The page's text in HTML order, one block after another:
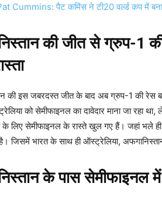
Cummins: पैट कमिंस ने टी20 वर्ल्ड कप में
की जीत से ग्रुप-1
की इस जबरदस्त जीत के बाद अब ग्रुप-1 की रेस
को सेमीफाइनल का दावेदार माना जा रहा
के लिए सेमीफाइनल के रास्ते खुल गए हैं। जहां भले
जिसमें भारत के साथ ही ऑस्ट्रेलिया,
के पास सेमीफाइनल